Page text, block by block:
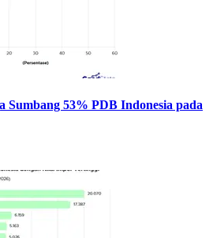
Sumbang 53% PDB Indonesia pada